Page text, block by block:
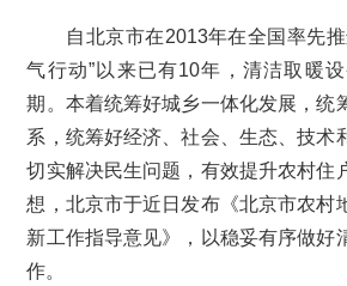
自北京市在2013年在全国率先推
气行动”以来已有10年，清洁取暖
期。本着统筹好城乡一体化发展，统
系，统筹好经济、社会、生态、技术
切实解决民生问题，有效提升农村住
想，北京市于近日发布《北京市农村
新工作指导意见》，以稳妥有序做好
作。